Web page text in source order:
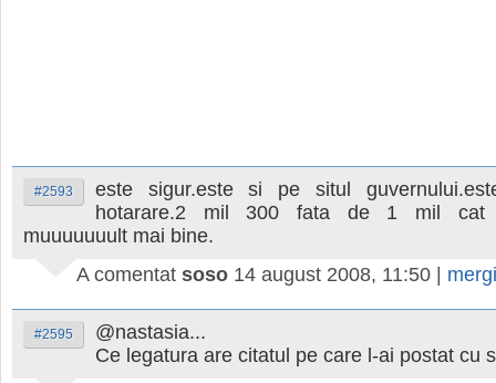
#2593
este sigur.este si pe situl
hotarare.2 mil 300 fata de 1 mil cat
muuuuuuult mai bine.
A comentat soso 14 august 2008, 11:50
#2595
@nastasia...
Ce legatura are citatul pe care l-ai postat cu